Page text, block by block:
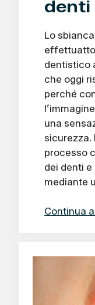
denti
Lo
dentistico
che oggi
perché
una
sicurezza.
processo
dei denti
mediante
Continua